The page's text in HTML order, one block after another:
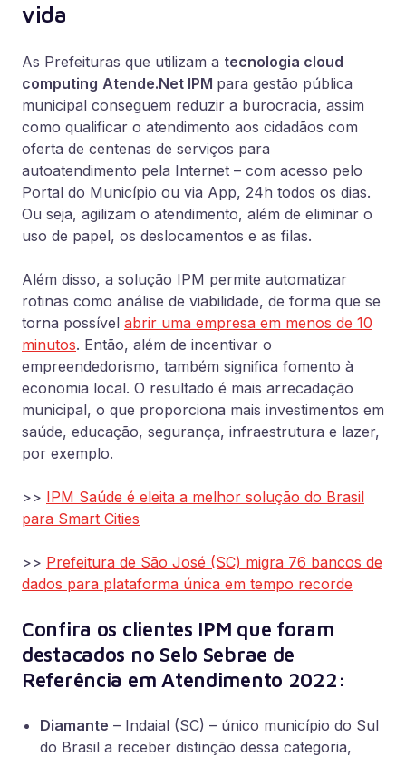
vida
As Prefeituras que utilizam a tecnologia cloud
computing Atende.Net IPM para gestão pública
municipal conseguem reduzir a burocracia, assim
como qualificar o atendimento aos cidadãos com
oferta de centenas de serviços para
autoatendimento pela Internet – com acesso pelo
Portal do Município ou via App, 24h todos os dias.
Ou seja, agilizam o atendimento, além de eliminar o
uso de papel, os deslocamentos e as filas.
Além disso, a solução IPM permite automatizar
rotinas como análise de viabilidade, de forma que se
torna possível abrir uma empresa em menos de 10
minutos. Então, além de incentivar o
empreendedorismo, também significa fomento à
economia local. O resultado é mais arrecadação
municipal, o que proporciona mais investimentos em
saúde, educação, segurança, infraestrutura e lazer,
por exemplo.
>> IPM Saúde é eleita a melhor solução do Brasil
para Smart Cities
>> Prefeitura de São José (SC) migra 76 bancos de
dados para plataforma única em tempo recorde
Confira os clientes IPM que foram
destacados no Selo Sebrae de
Referência em Atendimento 2022:
Diamante – Indaial (SC) – único município do Sul
do Brasil a receber distinção dessa categoria,